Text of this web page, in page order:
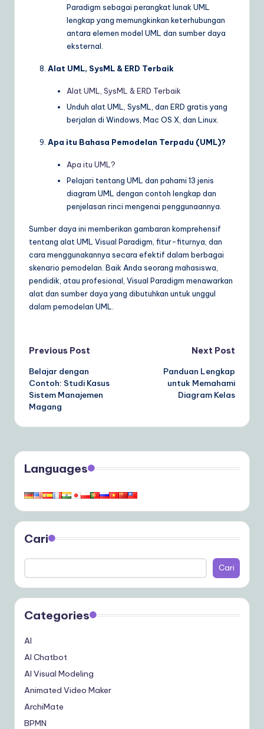
Paradigm sebagai perangkat lunak UML
lengkap yang memungkinkan keterhubungan
antara elemen model UML dan sumber daya
eksternal.
Alat UML, SysML & ERD Terbaik
Alat UML, SysML & ERD Terbaik
Unduh alat UML, SysML, dan ERD gratis yang
berjalan di Windows, Mac OS X, dan Linux.
Apa itu Bahasa Pemodelan Terpadu (UML)?
Apa itu UML?
Pelajari tentang UML dan pahami 13 jenis
diagram UML dengan contoh lengkap dan
penjelasan rinci mengenai penggunaannya.
Sumber daya ini memberikan gambaran komprehensif
tentang alat UML Visual Paradigm, fitur-fiturnya, dan
cara menggunakannya secara efektif dalam berbagai
skenario pemodelan. Baik Anda seorang mahasiswa,
pendidik, atau profesional, Visual Paradigm menawarkan
alat dan sumber daya yang dibutuhkan untuk unggul
dalam pemodelan UML.
Post
navigation
Previous Post
Belajar dengan
Contoh: Studi Kasus
Sistem Manajemen
Magang
Next Post
Panduan Lengkap
untuk Memahami
Diagram Kelas
Languages
Cari
Cari
Categories
AI
AI Chatbot
AI Visual Modeling
Animated Video Maker
ArchiMate
BPMN